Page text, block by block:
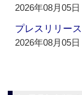
2026年08月05日
プレスリリー
2026年08月05日